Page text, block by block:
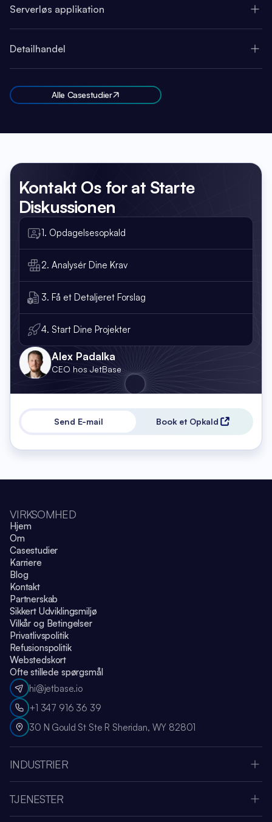
Serverløs applikation
Detailhandel
Alle Casestudier
Kontakt Os for at Starte
Diskussionen
1. Opdagelsesopkald
2. Analysér Dine Krav
3. Få et Detaljeret Forslag
4. Start Dine Projekter
Alex Padalka
CEO hos JetBase
Send E-mail Book et Opkald
VIRKSOMHED
Hjem
Om
Casestudier
Karriere
Blog
Kontakt
Partnerskab
Sikkert Udviklingsmiljø
Vilkår og Betingelser
Privatlivspolitik
Refusionspolitik
Webstedskort
Ofte stillede spørgsmål
hi@jetbase.io
+1 347 916 36 39
30 N Gould St Ste R Sheridan, WY 82801
INDUSTRIER
Sportsapplikation
Medier & Underholdning
TJENESTER